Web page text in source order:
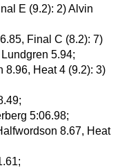
E (9.2): 2) Alvin
Final C (8.2): 7)
5.94;
8.96, Heat 4 (9.2): 3)
5:06.98;
8.67, Heat